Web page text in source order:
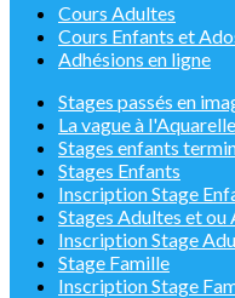
Cours Adultes
Cours Enfants et
Adhésions en ligne
Stages passés en
La vague à
Stages enfants
Stages Enfants
Inscription Stage
Stages Adultes et ou
Inscription Stage
Stage Famille
Inscription Stage